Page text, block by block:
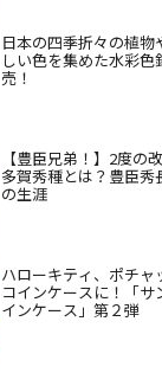
日本の四季折々の植
しい色を集めた水彩
売！
【豊臣兄弟！】2度の
多賀秀種とは？豊臣
の生涯
ハローキティ、ポチ
コインケースに！「
インケース」第２弾